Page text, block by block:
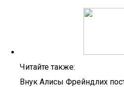
Читайте также:
Внук Алисы Фрейндлих